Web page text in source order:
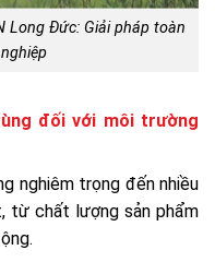
Long Đức: Giải pháp toàn
đối với môi trường
nghiêm trọng đến nhiều
từ chất lượng sản phẩm